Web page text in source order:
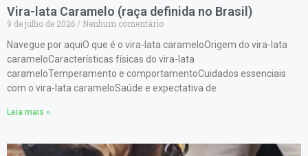
Vira-lata Caramelo (raça definida no Brasil)
9 de julho de 2026
Nenhum comentário
Navegue por aquiO que é o vira-lata carameloOrigem do vira-lata
carameloCaracterísticas físicas do vira-lata
carameloTemperamento e comportamentoCuidados essenciais
com o vira-lata carameloSaúde e expectativa de
Leia mais »